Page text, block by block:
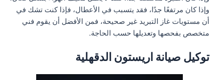
وإذا كان مرتفعًا جدًا، فقد يتسبب في الأعطال، فإذا كنت تشك في
أن مستويات غاز التبريد غير صحيحة، فمن الأفضل أن يقوم فني
متخصص بفحصها وتعديلها حسب الحاجة.
توكيل صيانة اريستون الدقهلية